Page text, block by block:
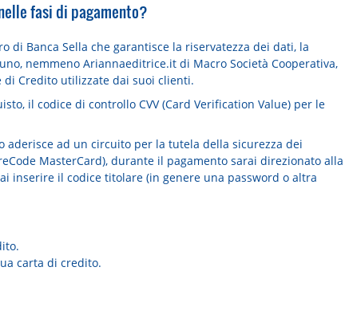
fasi di pagamento?
Banca Sella che garantisce la riservatezza dei dati, la
nemmeno Ariannaeditrice.it di Macro Società Cooperativa,
di Credito utilizzate dai suoi clienti.
il codice di controllo CVV (Card Verification Value) per le
ad un circuito per la tutela della sicurezza dei
MasterCard), durante il pagamento sarai direzionato alla
inserire il codice titolare (in genere una password o altra
carta di credito.